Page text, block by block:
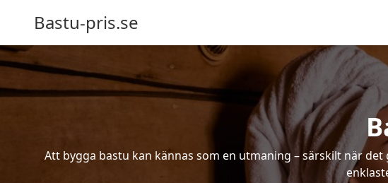
Bastu-pris.se
Att bygga bastu kan kännas som en utmaning – särskilt när